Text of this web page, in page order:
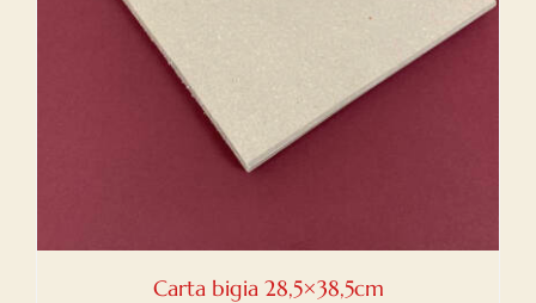
Carta bigia 28,5×38,5cm